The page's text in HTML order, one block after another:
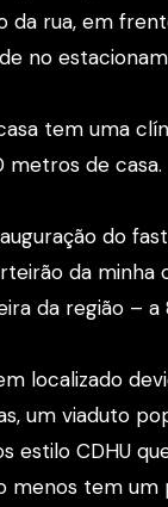
da rua, em
no
tem uma
metros de casa.
do
da minha
da região –
localizado
um viaduto
estilo CDHU
menos tem